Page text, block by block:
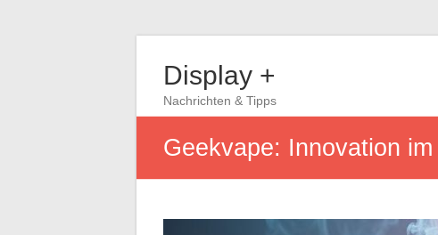
Display +
Nachrichten & Tipps
Geekvape: Innovation